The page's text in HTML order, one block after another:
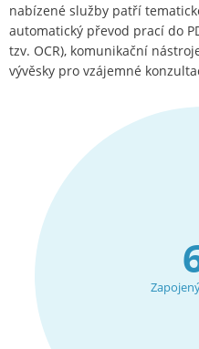
nabízené služby patří
automatický převod prací do
tzv. OCR), komunikační
vývěsky pro vzájemné